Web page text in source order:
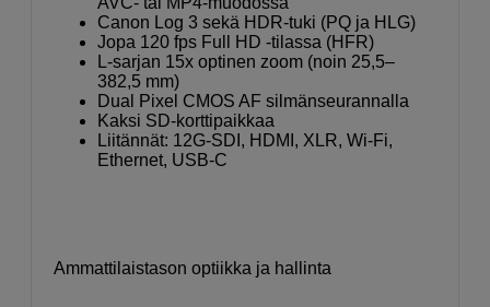
Canon Log 3 sekä HDR-tuki (PQ ja HLG)
Jopa 120 fps Full HD -tilassa (HFR)
L-sarjan 15x optinen zoom (noin 25,5–
382,5 mm)
Dual Pixel CMOS AF silmänseurannalla
Kaksi SD-korttipaikkaa
Liitännät: 12G-SDI, HDMI, XLR, Wi-Fi,
Ethernet, USB-C
Ammattilaistason optiikka ja hallinta